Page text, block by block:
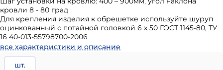
кровли 8 - 80 град
Для крепления изделия к обрешетке используйте шуруп
оцинкованный с потайной головкой 6 х 50 ГОСТ 1145-80, ТУ
16 40-013-55798700-2006
все характеристики и описание
шт.